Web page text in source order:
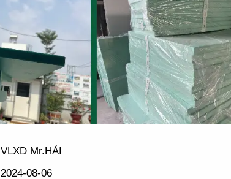
VLXD Mr.HẢI
2024-08-06